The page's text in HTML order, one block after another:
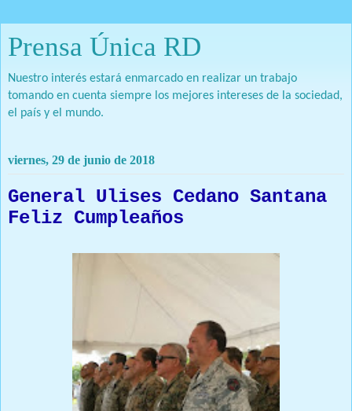
Prensa Única RD
Nuestro interés estará enmarcado en realizar un trabajo
tomando en cuenta siempre los mejores intereses de la sociedad,
el país y el mundo.
viernes, 29 de junio de 2018
General Ulises Cedano Santana
Feliz Cumpleaños